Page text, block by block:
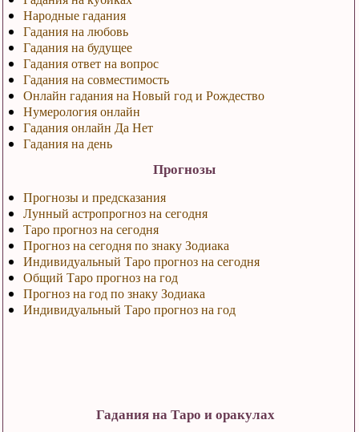
Народные гадания
Гадания на любовь
Гадания на будущее
Гадания ответ на вопрос
Гадания на совместимость
Онлайн гадания на Новый год и Рождество
Нумерология онлайн
Гадания онлайн Да Нет
Гадания на день
Прогнозы
Прогнозы и предсказания
Лунный астропрогноз на сегодня
Таро прогноз на сегодня
Прогноз на сегодня по знаку Зодиака
Индивидуальный Таро прогноз на сегодня
Общий Таро прогноз на год
Прогноз на год по знаку Зодиака
Индивидуальный Таро прогноз на год
Гадания на Таро и оракулах